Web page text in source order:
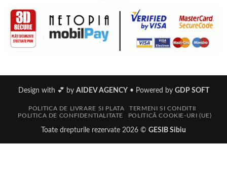
Design with 💕 by AIDEV AGENCY • Powered by GDP SOFT
POLITICA DE LIVRARE SI PLATA
TERMENI SI CONDITII
POLITICA DE CONFIDENTIALITATE
POLITICĂ COOKIE-URI (UE)
Toate drepturile rezervate 2026 © GESIB Sibiu